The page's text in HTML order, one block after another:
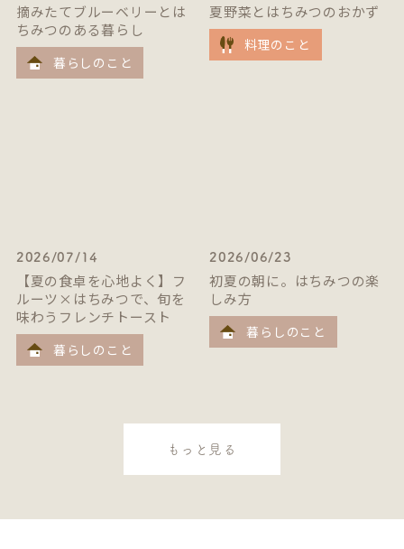
摘みたてブルーベリーとは
ちみつのある暮らし
暮らしのこと
夏野菜とはちみつのおかず
料理のこと
2026/07/14
【夏の食卓を心地よく】フ
ルーツ×はちみつで、旬を
味わうフレンチトースト
暮らしのこと
2026/06/23
初夏の朝に。はちみつの楽
しみ方
暮らしのこと
もっと見る